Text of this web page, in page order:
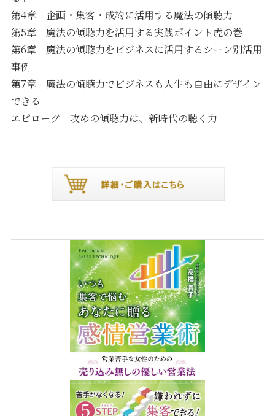
第4章 企画・集客・成約に活用する魔法の傾聴力
第5章 魔法の傾聴力を活用する実践ポイント虎の巻
第6章 魔法の傾聴力をビジネスに活用するシーン別活用
事例
第7章 魔法の傾聴力でビジネスも人生も自由にデザイン
できる
エピローグ 攻めの傾聴力は、新時代の聴く力